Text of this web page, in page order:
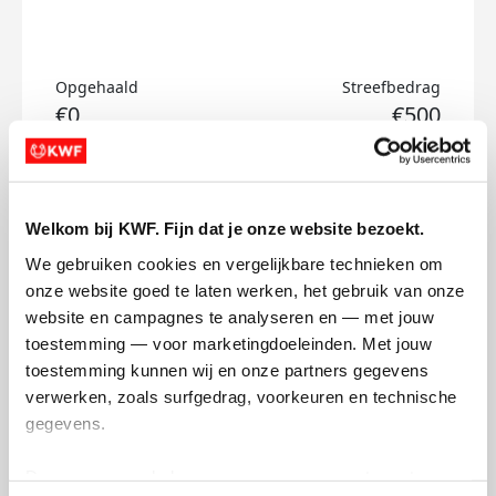
Welkom bij KWF. Fijn dat je onze website bezoekt.
We gebruiken cookies en vergelijkbare technieken om
onze website goed te laten werken, het gebruik van onze
website en campagnes te analyseren en — met jouw
toestemming — voor marketingdoeleinden. Met jouw
toestemming kunnen wij en onze partners gegevens
verwerken, zoals surfgedrag, voorkeuren en technische
gegevens.
Opgehaald
€0
Streefbedrag
€500
Doneer
Sjoerd's badges